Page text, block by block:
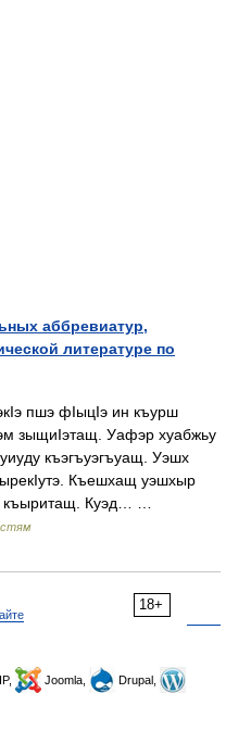
аббревиатур,
литературе по
пшэ фӀыцӀэ ин къурш
зыщиӀэтащ. Уафэр хуабжьу
къэгъуэгъуащ. Уэшх
Къешхащ уэшхыр
къыритащ. Куэд… …
18+
Joomla,
Drupal,